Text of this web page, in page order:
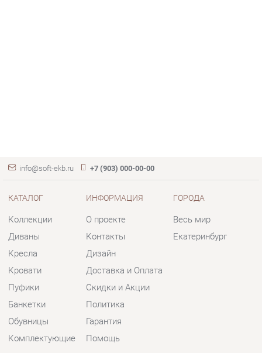
КАТАЛОГ
Коллекции
Кресла
Кровати
Пуфики
Банкетки
Обувницы
Комплектующие
ИНФОРМАЦИЯ
О проекте
Дизайн
Доставка и Оплата
Скидки и Акции
Политика
Гарантия
Помощь
Весь мир
КОНТАКТЫ